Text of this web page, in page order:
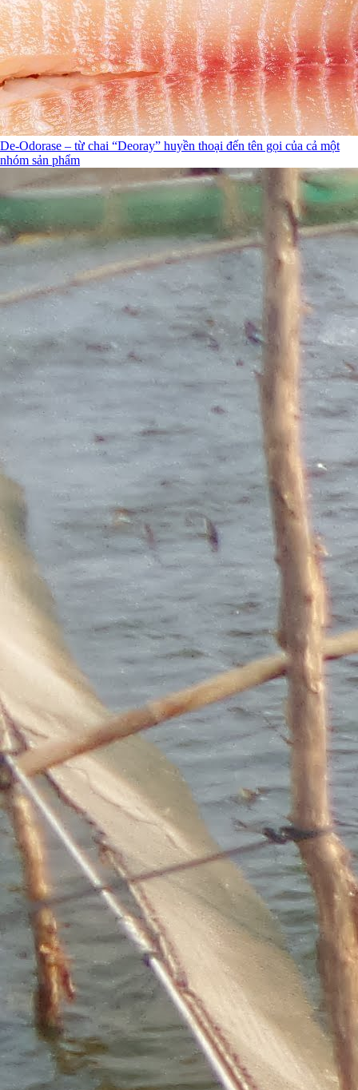
De-Odorase – từ chai “Deoray” huyền thoại đến tên gọi của cả một
nhóm sản phẩm